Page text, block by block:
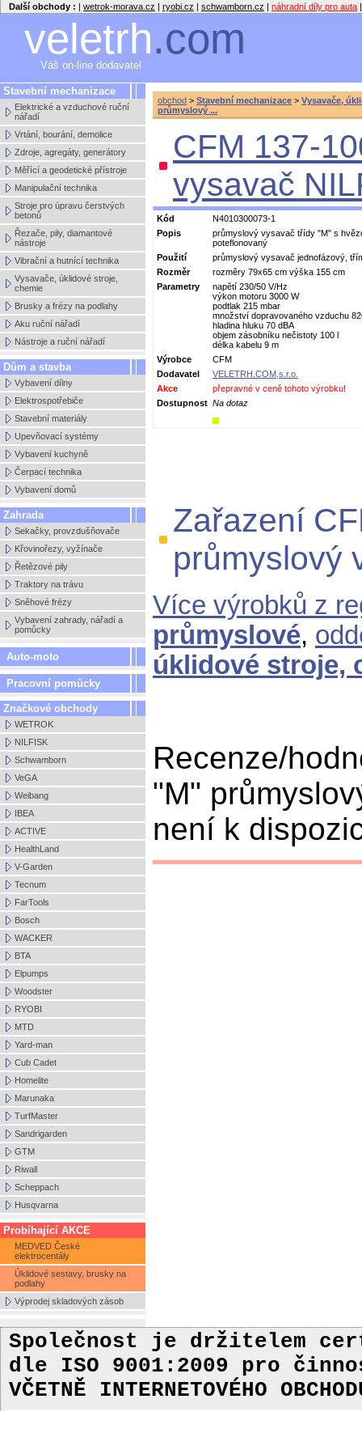
Další obchody : | wetrok-morava.cz | ryobi.cz | schwamborn.cz | náhradní díly pro auta |
veletrh.com
Váš on-line dodavatel
Stavební mechanizace
Elektrické a vzduchové ruční
nářadí
Vrtání, bourání, demolice
Zdroje, agregáty, generátory
Měřící a geodetické přístroje
Manipulační technika
Stroje pro úpravu čerstvých
betonů
Řezače, pily, diamantové
nástroje
Vibrační a hutnící technika
Vysavače, úklidové stroje,
chemie
Brusky a frézy na podlahy
Aku ruční nářadí
Nástroje a ruční nářadí
Dům a stavba
Vybavení dílny
Elektrospotřebiče
Stavební materiály
Upevňovací systémy
Vybavení kuchyně
Čerpací technika
Vybavení domů
Zahrada
Sekačky, provzdušňovače
Křovinořezy, vyžínače
Řetězové pily
Traktory na trávu
Sněhové frézy
Vybavení zahrady, nářadí a
pomůcky
Auto-moto
Pracovní pomůcky
Značkové obchody
WETROK
NILFISK
Schwamborn
VeGA
Weibang
IBEA
ACTIVE
HealthLand
V-Garden
Tecnum
FarTools
Bosch
WACKER
BTA
Elpumps
Woodster
RYOBI
MTD
Yard-man
Cub Cadet
Homelite
Marunaka
TurfMaster
Sandrigarden
GTM
Riwall
Scheppach
Husqvarna
Probíhající AKCE
MEDVED České
elektrocentály
Úklidové sestavy, brusky na
podlahy
Výprodej skladových zásob
obchod > Stavební mechanizace > Vysavače,
průmyslový ...
CFM 137-
vysavač
Kód
N4010300073-1
Popis
průmyslový vysavač třídy "M" s
poteflonovaný
Použití
průmyslový vysavač jednofázový,
Rozměr
rozměry 79x65 cm výška 155 cm
Parametry
napětí 230/50 V/Hz
výkon motoru 3000 W
podtlak 215 mbar
množství dopravovaného vzduchu
hladina hluku 70 dBA
objem zásobníku nečistoty 100 l
délka kabelu 9 m
Výrobce
CFM
Dodavatel
VELETRH.COM,s.r.o.
Akce
přepravné v ceně tohoto výrobku!
Dostupnost Na dotaz
Zařazení
průmyslový
Více výrobků z
průmyslové,
úklidové stroje,
Recenze/
"M"
není k
Společnost je držitelem
dle ISO 9001:2009 pro
VČETNĚ INTERNETOVÉHO